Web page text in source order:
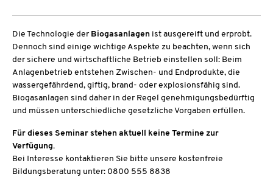
Die Technologie der Biogasanlagen ist ausgereift und erprobt.
Dennoch sind einige wichtige Aspekte zu beachten, wenn sich
der sichere und wirtschaftliche Betrieb einstellen soll: Beim
Anlagenbetrieb entstehen Zwischen- und Endprodukte, die
wassergefährdend, giftig, brand- oder explosionsfähig sind.
Biogasanlagen sind daher in der Regel genehmigungsbedürftig
und müssen unterschiedliche gesetzliche Vorgaben erfüllen.
Für dieses Seminar stehen aktuell keine Termine zur
Verfügung.
Bei Interesse kontaktieren Sie bitte unsere kostenfreie
Bildungsberatung unter: 0800 555 8838